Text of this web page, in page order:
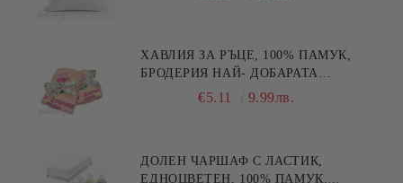
ХАВЛИЯ ЗА РЪЦЕ, 100% ПАМУК,
БРОДЕРИЯ НАЙ- ДОБАРАТА
МАЙКА/БАБА , РАЗМЕР:
€5.11 9.99лв.
ДОЛЕН ЧАРШАФ С ЛАСТИК,
ЕДНОЦВЕТЕН, 100% ПАМУК,